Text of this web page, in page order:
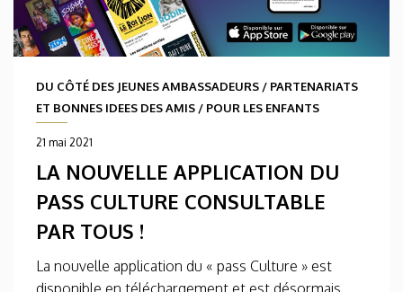
DU CÔTÉ DES JEUNES AMBASSADEURS / PARTENARIATS
ET BONNES IDEES DES AMIS / POUR LES ENFANTS
21 mai 2021
LA NOUVELLE APPLICATION DU
PASS CULTURE CONSULTABLE
PAR TOUS !
La nouvelle application du « pass Culture » est